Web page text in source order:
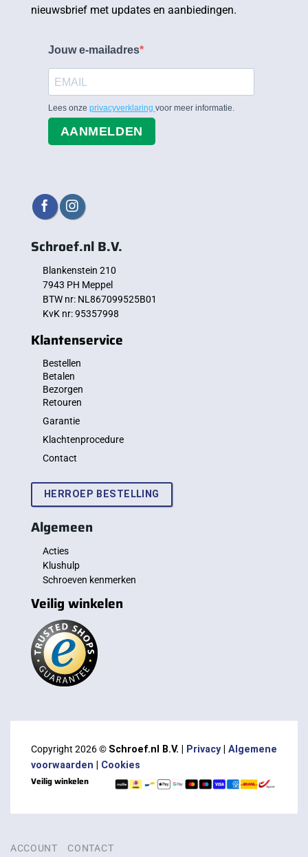
nieuwsbrief met updates en aanbiedingen.
Jouw e-mailadres
Lees onze privacyverklaring voor meer informatie.
AANMELDEN
Schroef.nl B.V.
Blankenstein 210
7943 PH Meppel
BTW nr: NL867099525B01
KvK nr: 95357998
Klantenservice
Bestellen
Betalen
Bezorgen
Retouren
Garantie
Klachtenprocedure
Contact
HERROEP BESTELLING
Algemeen
Acties
Klushulp
Schroeven kenmerken
Veilig winkelen
Copyright 2026 © Schroef.nl B.V. | Privacy| Algemene
voorwaarden
Cookies
Veilig winkelen
ACCOUNT CONTACT